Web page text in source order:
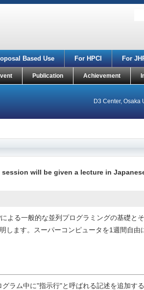
Based Use For HPCI For
Publication Achievement
D3 Center, Osaka
will be given a lecture in
による一般的な並列プログラミングの基礎と
します。スーパーコンピュータを1週間自由
ラム中に"指示行"と呼ばれる記述を追加す